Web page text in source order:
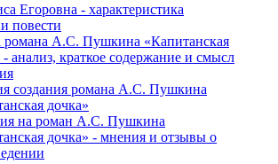
Егоровна - характеристика
повести
романа А.С. Пушкина «Капитанская
- анализ, краткое содержание и смысл
создания романа А.С. Пушкина
дочка»
на роман А.С. Пушкина
дочка» - мнения и отзывы о